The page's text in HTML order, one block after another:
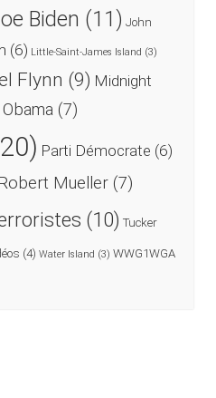
Biden (11) John
(6) Little-Saint-James Island (3)
Flynn (9) Midnight
Obama(7)
Parti Démocrate (6)
Mueller(7)
(10) Tucker
(4) Water Island (3) WWG1WGA